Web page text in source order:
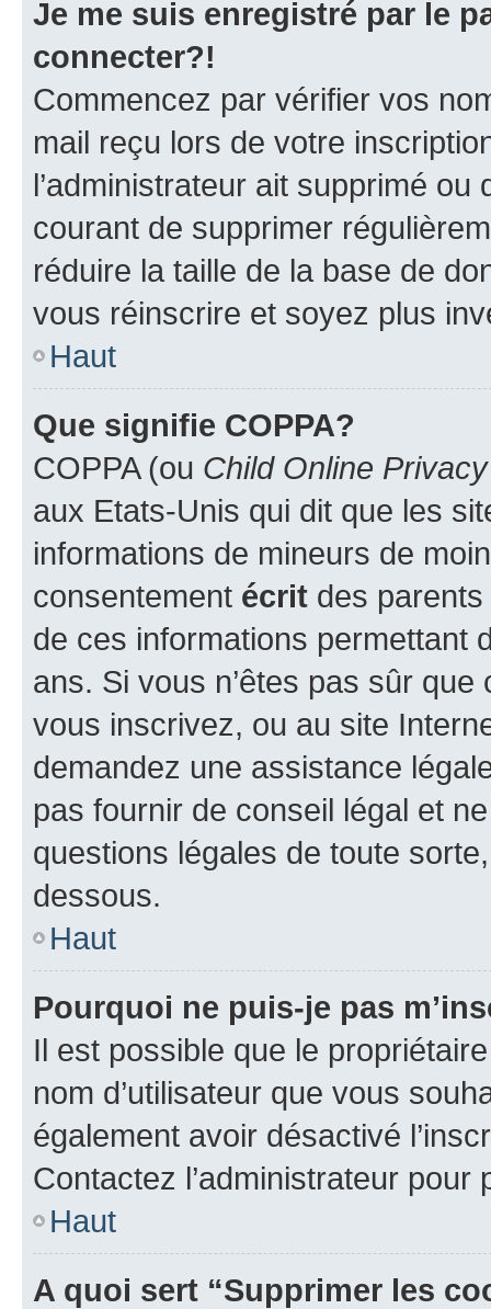
Je me suis enregistré par le
connecter?!
Commencez par vérifier vos
mail reçu lors de votre
l’administrateur ait supprimé
courant de supprimer
réduire la taille de la base de
vous réinscrire et soyez plus
Haut
Que signifie COPPA?
COPPA (ou Child Online
aux Etats-Unis qui dit que les
informations de mineurs de
consentement écrit des parents
de ces informations permettant
ans. Si vous n’êtes pas sûr
vous inscrivez, ou au site
demandez une assistance
pas fournir de conseil légal et
questions légales de toute
dessous.
Haut
Pourquoi ne puis-je pas
Il est possible que le
nom d’utilisateur que vous
également avoir désactivé
Contactez l’administrateur
Haut
A quoi sert “Supprimer les